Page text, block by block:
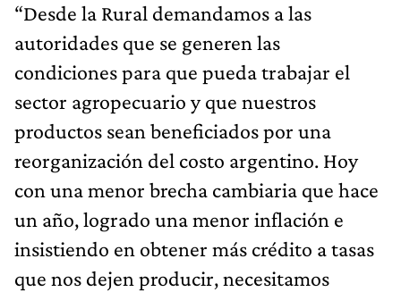
“Desde la Rural demandamos a las
autoridades que se generen las
condiciones para que pueda trabajar el
sector agropecuario y que nuestros
productos sean beneficiados por una
reorganización del costo argentino. Hoy
con una menor brecha cambiaria que hace
un año, logrado una menor inflación e
insistiendo en obtener más crédito a tasas
que nos dejen producir, necesitamos